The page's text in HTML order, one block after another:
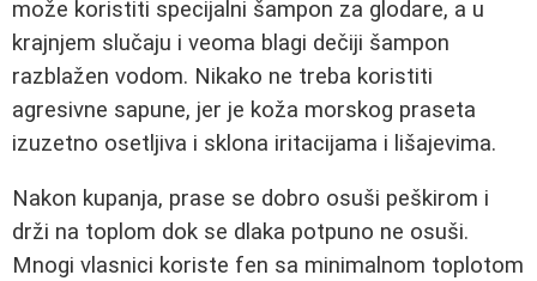
može koristiti specijalni šampon za glodare, a u
krajnjem slučaju i veoma blagi dečiji šampon
razblažen vodom. Nikako ne treba koristiti
agresivne sapune, jer je koža morskog praseta
izuzetno osetljiva i sklona iritacijama i lišajevima.
Nakon kupanja, prase se dobro osuši peškirom i
drži na toplom dok se dlaka potpuno ne osuši.
Mnogi vlasnici koriste fen sa minimalnom toplotom